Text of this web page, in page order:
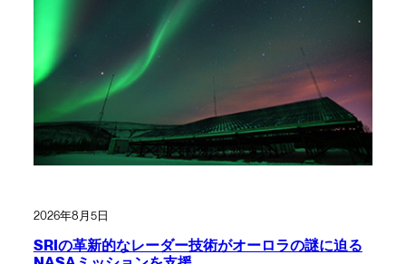
2026年8月5日
SRIの革新的なレーダー技術がオーロラの謎に迫る